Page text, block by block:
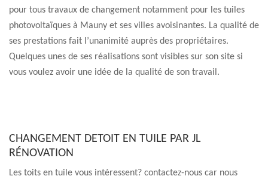
pour tous travaux de changement notamment pour les tuiles
photovoltaïques à Mauny et ses villes avoisinantes. La qualité de
ses prestations fait l’unanimité auprès des propriétaires.
Quelques unes de ses réalisations sont visibles sur son site si
vous voulez avoir une idée de la qualité de son travail.
CHANGEMENT DETOIT EN TUILE PAR JL
RÉNOVATION
Les toits en tuile vous intéressent? contactez-nous car nous